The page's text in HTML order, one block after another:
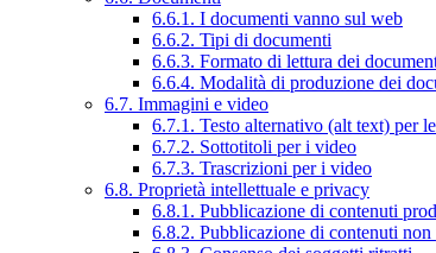
6.6.1. I documenti vanno sul web
6.6.2. Tipi di documenti
6.6.3. Formato di lettura dei
6.6.4. Modalità di produzione dei
6.7. Immagini e video
6.7.1. Testo alternativo (alt text) per
6.7.2. Sottotitoli per i video
6.7.3. Trascrizioni per i video
6.8. Proprietà intellettuale e privacy
6.8.1. Pubblicazione di contenuti
6.8.2. Pubblicazione di contenuti